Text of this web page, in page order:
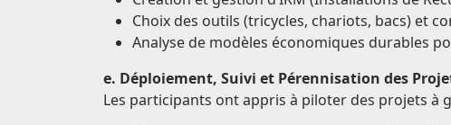
Choix des outils (tricycles, chariots, bacs) et
Analyse de modèles économiques durables
e. Déploiement, Suivi et Pérennisation des
Les participants ont appris à piloter des projets à